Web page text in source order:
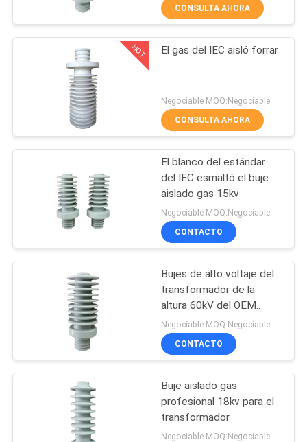
NOTICIAS
PRIVACY
POLICY
Buje de la porcelana
del transformador
Buje aislado gas
24
forrar a la asamblea
18
CONSULTA AHORA
HOT El gas del IEC aisló forrar
Negociable MOQ:Negociable
CONSULTA AHORA
El blanco del estándar
del IEC esmaltó el buje
aislado gas 15kv
Negociable MOQ:Negociable
CONTACTO
Bujes de alto voltaje del
transformador de la
altura 60kV del OEM
363m m
Negociable MOQ:Negociable
CONTACTO
Buje aislado gas
profesional 18kv para el
transformador
Negociable MOQ:Negociable